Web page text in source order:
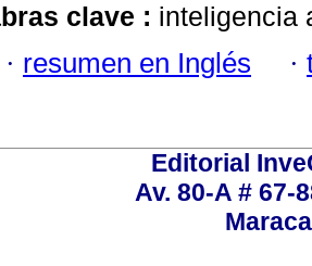
clave : inteligencia
· resumen en Inglés ·
Editorial
Av. 80-A # 67-